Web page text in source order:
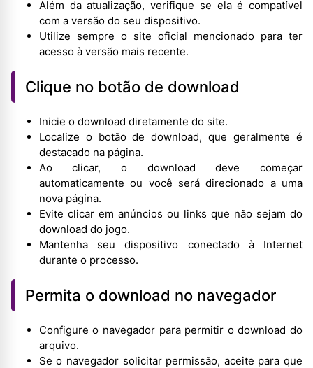
Além da atualização, verifique se ela é compatível
com a versão do seu dispositivo.
Utilize sempre o site oficial mencionado para ter
acesso à versão mais recente.
Clique no botão de download
Inicie o download diretamente do site.
Localize o botão de download, que geralmente é
destacado na página.
Ao clicar, o download deve começar
automaticamente ou você será direcionado a uma
nova página.
Evite clicar em anúncios ou links que não sejam do
download do jogo.
Mantenha seu dispositivo conectado à Internet
durante o processo.
Permita o download no navegador
Configure o navegador para permitir o download do
arquivo.
Se o navegador solicitar permissão, aceite para que